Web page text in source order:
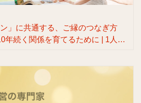
ン」に共通する、ご縁のつなぎ方
続く関係を育てるために | 1人サ